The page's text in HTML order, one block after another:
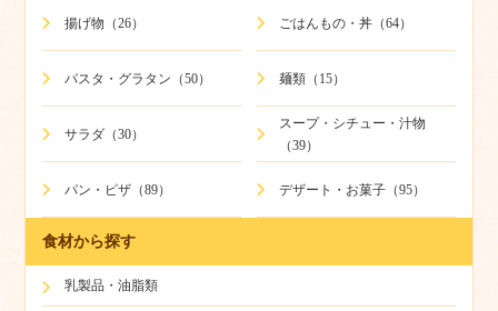
揚げ物（26） ごはんもの・丼（64）
パスタ・グラタン（50） 麺類（15）
サラダ（30）
スープ・シチュー・汁物
（39）
パン・ピザ（89） デザート・お菓子（95）
食材から探す
乳製品・油脂類